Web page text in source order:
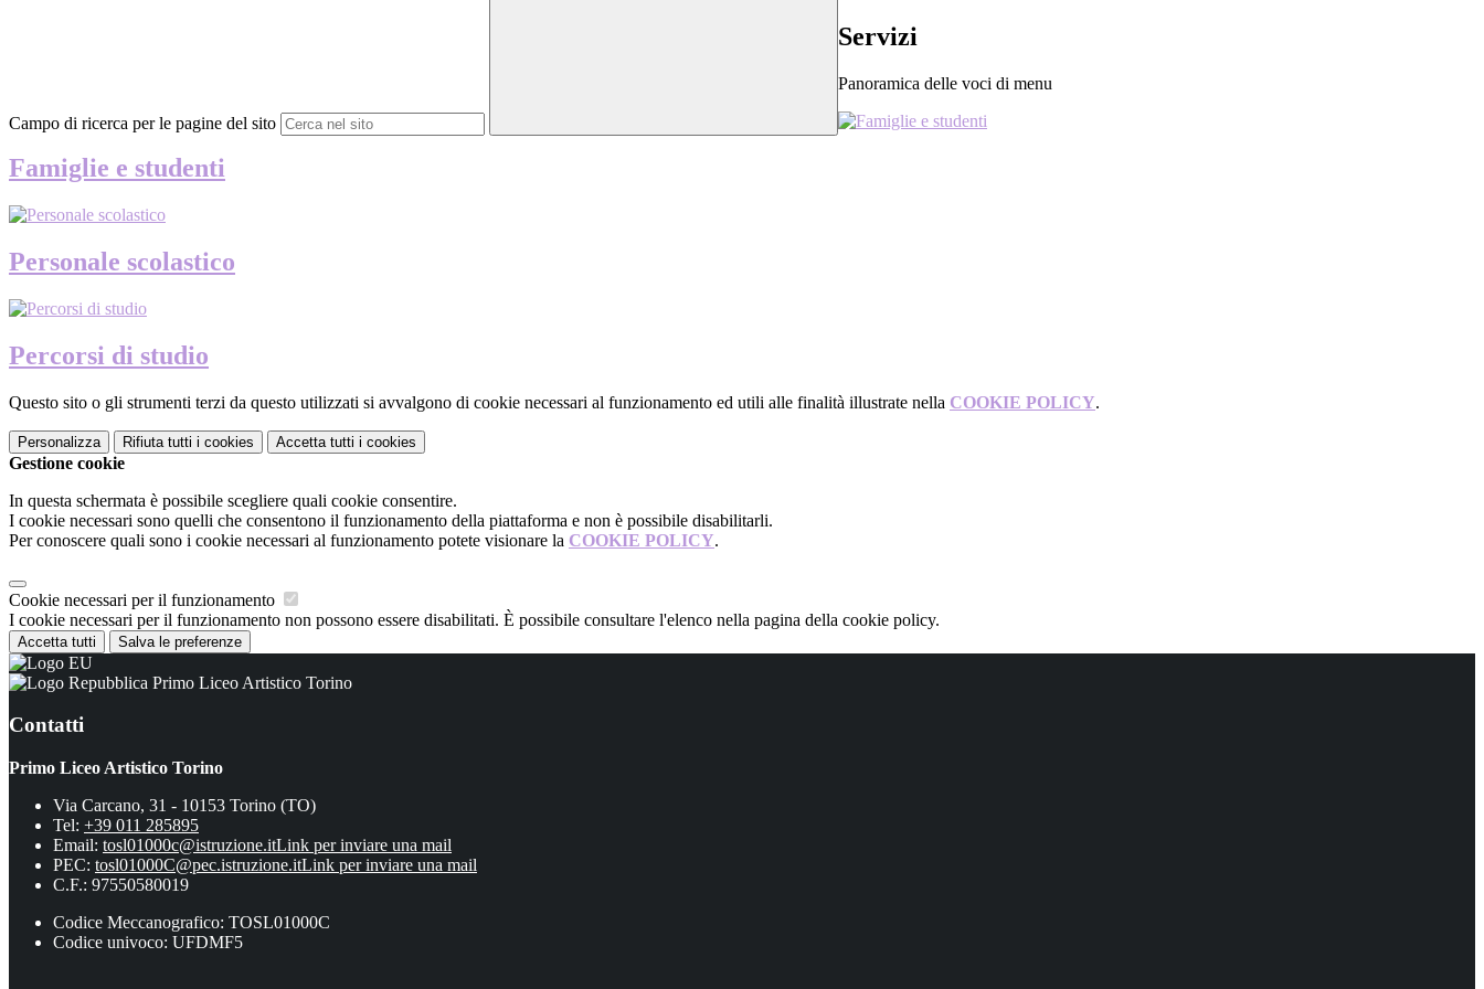
Campo di ricerca per le pagine del sito
Servizi
Panoramica delle voci di menu
Famiglie e studenti
Personale scolastico
Percorsi di studio
Questo sito o gli strumenti terzi da questo utilizzati si avvalgono di cookie necessari al funzionamento ed utili alle finalità illustrate nella COOKIE POLICY.
Personalizza Rifiuta tutti i cookies Accetta tutti i cookies
Gestione cookie
In questa schermata è possibile scegliere quali cookie consentire.
I cookie necessari sono quelli che consentono il funzionamento della piattaforma e non è possibile disabilitarli.
Per conoscere quali sono i cookie necessari al funzionamento potete visionare la COOKIE POLICY.
Cookie necessari per il funzionamento
I cookie necessari per il funzionamento non possono essere disabilitati. È possibile consultare l'elenco nella pagina della cookie policy.
Accetta tutti Salva le preferenze
Primo Liceo Artistico Torino
Contatti
Primo Liceo Artistico Torino
Via Carcano, 31 - 10153 Torino (TO)
Tel: +39 011 285895
Email: tosl01000c@istruzione.itLink per inviare una mail
PEC: tosl01000C@pec.istruzione.itLink per inviare una mail
C.F.: 97550580019
Codice Meccanografico: TOSL01000C
Codice univoco: UFDMF5